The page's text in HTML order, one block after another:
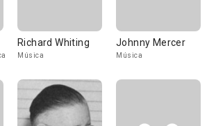
Richard Whiting
Música
Johnny Mercer
Música